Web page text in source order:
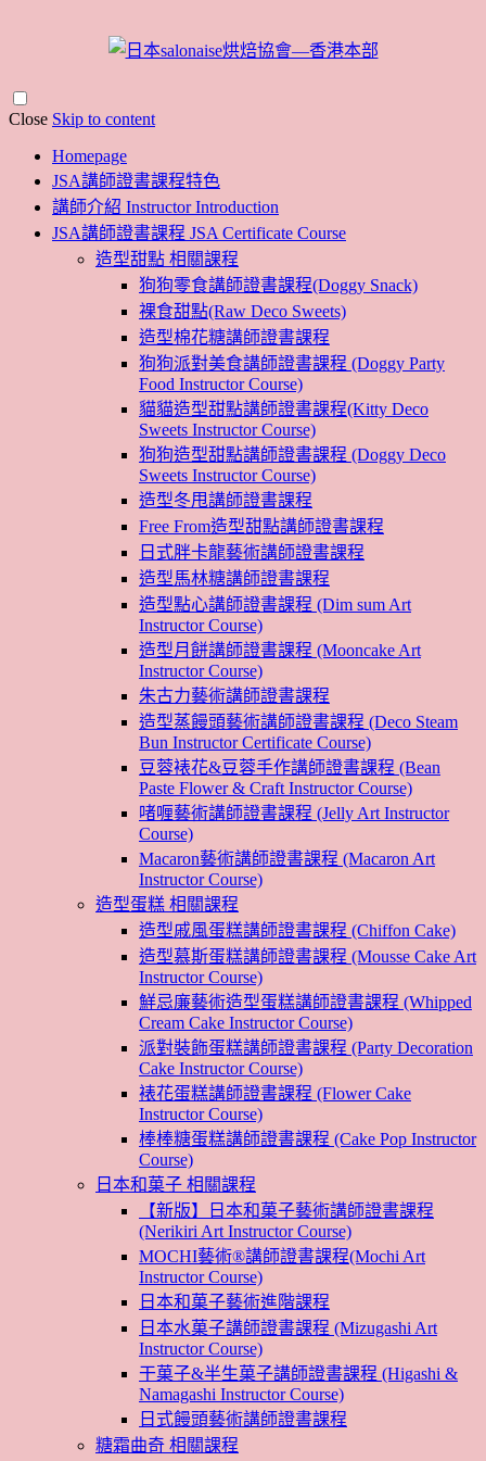
Close Skip to content
Homepage
JSA講師證書課程特色
講師介紹 Instructor Introduction
JSA講師證書課程 JSA Certificate Course
造型甜點 相關課程
狗狗零食講師證書課程(Doggy Snack)
裸食甜點(Raw Deco Sweets)
造型棉花糖講師證書課程
狗狗派對美食講師證書課程 (Doggy Party
Food Instructor Course)
貓貓造型甜點講師證書課程(Kitty Deco
Sweets Instructor Course)
狗狗造型甜點講師證書課程 (Doggy Deco
Sweets Instructor Course)
造型冬甩講師證書課程
Free From造型甜點講師證書課程
日式胖卡龍藝術講師證書課程
造型馬林糖講師證書課程
造型點心講師證書課程 (Dim sum Art
Instructor Course)
造型月餅講師證書課程 (Mooncake Art
Instructor Course)
朱古力藝術講師證書課程
造型蒸饅頭藝術講師證書課程 (Deco Steam
Bun Instructor Certificate Course)
豆蓉裱花&豆蓉手作講師證書課程 (Bean
Paste Flower & Craft Instructor Course)
啫喱藝術講師證書課程 (Jelly Art Instructor
Course)
Macaron藝術講師證書課程 (Macaron Art
Instructor Course)
造型蛋糕 相關課程
造型戚風蛋糕講師證書課程 (Chiffon Cake)
造型慕斯蛋糕講師證書課程 (Mousse Cake Art
Instructor Course)
鮮忌廉藝術造型蛋糕講師證書課程 (Whipped
Cream Cake Instructor Course)
派對裝飾蛋糕講師證書課程 (Party Decoration
Cake Instructor Course)
裱花蛋糕講師證書課程 (Flower Cake
Instructor Course)
棒棒糖蛋糕講師證書課程 (Cake Pop Instructor
Course)
日本和菓子 相關課程
【新版】日本和菓子藝術講師證書課程
(Nerikiri Art Instructor Course)
MOCHI藝術®講師證書課程(Mochi Art
Instructor Course)
日本和菓子藝術進階課程
日本水菓子講師證書課程 (Mizugashi Art
Instructor Course)
干菓子&半生菓子講師證書課程 (Higashi &
Namagashi Instructor Course)
日式饅頭藝術講師證書課程
糖霜曲奇 相關課程